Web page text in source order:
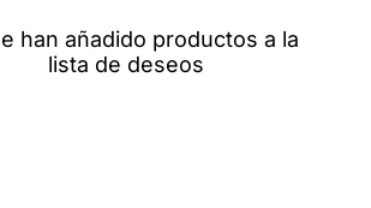
han añadido productos a la
lista de deseos